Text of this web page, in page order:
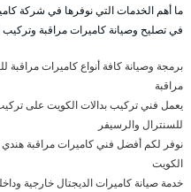
ما أهم الخدمات التي نوفرها في شركة
في تصليح وصيانة كاميرات مراقبة وتركيب
برمجة وصيانة كافة أنواع كاميرات
مراقبة
يعمل فني تركيب بدالات الكويت على تركيب
للسنترال والرسيفر
نوفر لكم أفضل فني كاميرات مراقبة
الكويت
خدمة صيانة كاميرات الديجتال خارجية